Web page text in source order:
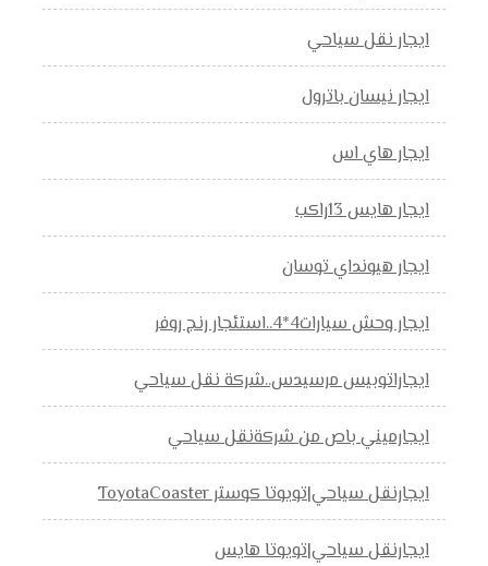
ايجار نقل سياحي
ايجار نيسان باترول
ايجار هاي اس
ايجار هايس 13راكب
ايجار هيونداي توسان
ايجار وحش سيارات4*4..استئجار رنج روفر
ايجاراتوبيس مرسيدس..شركة نقل سياحي
ايجارميني باص من شركةنقل سياحي
ايجارنقل سياحي|تويوتا كوستر ToyotaCoaster
ايجارنقل سياحي|تويوتا هايس